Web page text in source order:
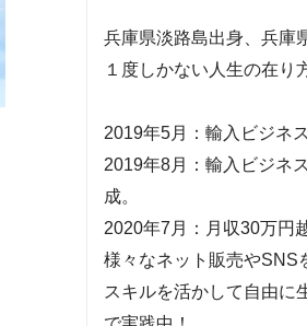
兵庫県淡路島出身、兵庫
１度しかない人生の在り
2019年5月：輸入ビジネ
2019年8月：輸入ビジネ
成。
2020年7月：月収30万円
様々なネット販売やSNS
スキルを活かして自由に